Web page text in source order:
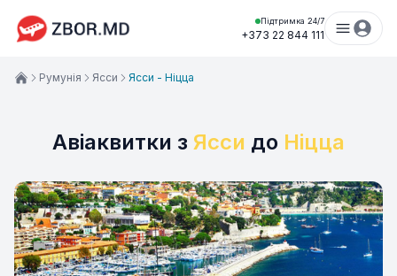
Підтримка 24/7
+373 22 844 111
Авіаквитки з Ясси до Ніцца
Румунія Ясси Ясси - Ніцца